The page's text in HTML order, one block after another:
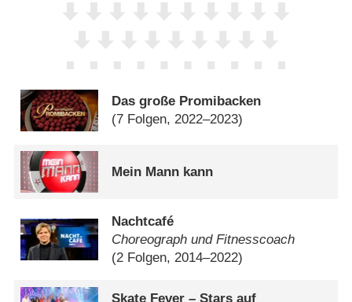
Das große Promibacken
(7 Folgen, 2022–2023)
Mein Mann kann
Nachtcafé
Choreograph und Fitnesscoach
(2 Folgen, 2014–2022)
Skate Fever – Stars auf